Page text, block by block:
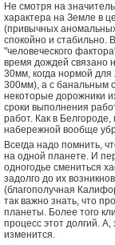
Не смотря на
характера на Земле в
(привычных
спокойно и стабильно.
"человеческого
время дождей связано
30мм, когда нормой
300мм), а с банальным
некоторые дорожники
сроки выполнения
работ. Как в Белгороде,
набережной вообще
Всегда надо помнить,
на одной планете. И
одногодье смениться
задолго до их
(благополучная
так важно знать, что
планеты. Более того
процесс этот долгий.
изменится.